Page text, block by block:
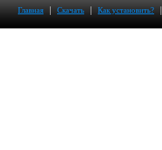
Главная | Скачать | Как установить? |